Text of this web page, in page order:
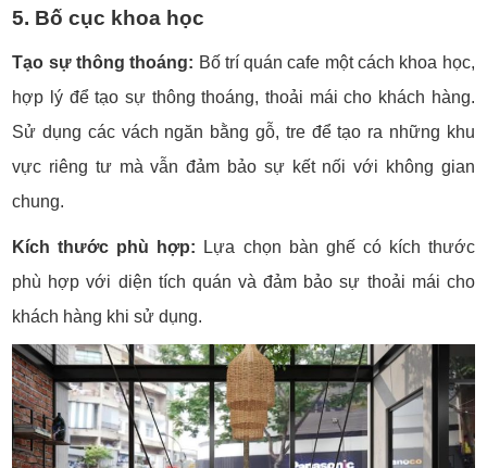
5. Bố cục khoa học
Tạo sự thông thoáng: Bố trí quán cafe một cách khoa học,
hợp lý để tạo sự thông thoáng, thoải mái cho khách hàng.
Sử dụng các vách ngăn bằng gỗ, tre để tạo ra những khu
vực riêng tư mà vẫn đảm bảo sự kết nối với không gian
chung.
Kích thước phù hợp: Lựa chọn bàn ghế có kích thước
phù hợp với diện tích quán và đảm bảo sự thoải mái cho
khách hàng khi sử dụng.